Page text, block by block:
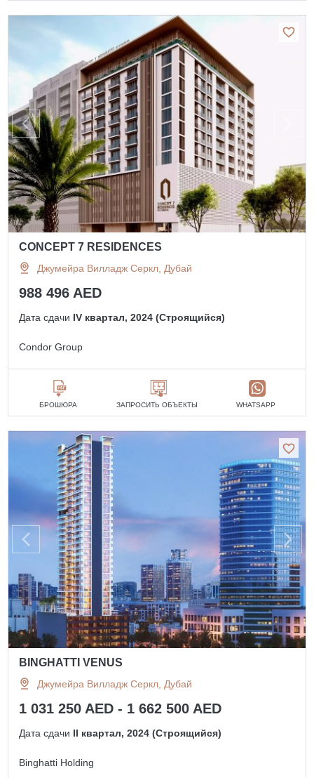
CONCEPT 7 RESIDENCES
Джумейра Вилладж Серкл, Дубай
988 496 AED
Дата сдачи IV квартал, 2024 (Строящийся)
Condor Group
БРОШЮРА ЗАПРОСИТЬ ОБЪЕКТЫ WHATSAPP
BINGHATTI VENUS
Джумейра Вилладж Серкл, Дубай
1 031 250 AED - 1 662 500 AED
Дата сдачи II квартал, 2024 (Строящийся)
Binghatti Holding